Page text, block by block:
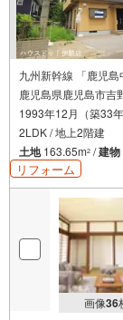
九州新幹線 「鹿児
鹿児島県鹿児島市吉
1993年12月（築33年
2LDK / 地上2階建
土地163.65m2 /建物
リフォーム
画像36